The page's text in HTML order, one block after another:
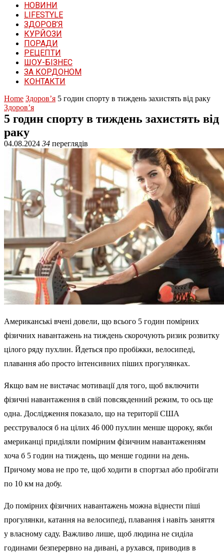
НОВИНИ
LIFESTYLE
ЗДОРОВ’Я
КУРЙОЗИ
ПОРАДИ
РЕЦЕПТИ
ШОУ-БІЗНЕС
ЗА КОРДОНОМ
КОНТАКТИ
Home Здоров’я 5 годин спорту в тиждень захистять від раку
Здоров’я
5 годин спорту в тиждень захистять від
раку
04.08.2024 34 переглядів
Американські вчені довели, що всього 5 годин помірних
фізичних навантажень на тиждень скорочують ризик розвитку
цілого ряду пухлин. Йдеться про пробіжки, велосипеді,
плавання або просто інтенсивних піших прогулянках.
Якщо вам не вистачає мотивації для того, щоб включити
фізичні навантаження в свій повсякденний режим, то ось ще
одна. Дослідження показало, що на території США
реєструвалося б на цілих 46 000 пухлин менше щороку, якби
американці приділяли помірним фізичним навантаженням
хоча б 5 годин на тиждень, що менше години на день.
Причому мова не про те, щоб ходити в спортзал або пробігати
по 10 км на добу.
До помірних фізичних навантажень можна віднести піші
прогулянки, катання на велосипеді, плавання і навіть заняття
у власному саду. Важливо лише, щоб людина не сиділа
годинами безперервно на дивані, а рухався, приводив в